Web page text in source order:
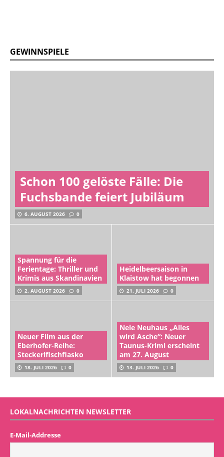
GEWINNSPIELE
Schon 100 gelöste Fälle: Die
Fuchsbande feiert Jubiläum
6. AUGUST 2026 0
Spannung für die
Ferientage: Thriller und
Krimis aus Skandinavien
2. AUGUST 2026 0
Heidelbeersaison in
Klaistow hat begonnen
21. JULI 2026 0
Neuer Film aus der
Eberhofer-Reihe:
Steckerlfischfiasko
18. JULI 2026 0
Nele Neuhaus „Alles
wird Asche“: Neuer
Taunus-Krimi erscheint
am 27. August
13. JULI 2026 0
LOKALNACHRICHTEN NEWSLETTER
E-Mail-Addresse